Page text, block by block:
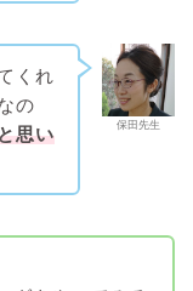
保田先生
くれ
の
思い